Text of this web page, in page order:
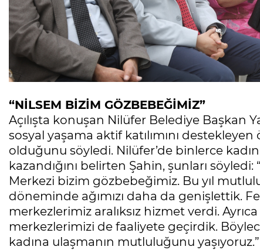
“NİLSEM BİZİM GÖZBEBEĞİMİZ”
Açılışta konuşan Nilüfer Belediye Başkan
sosyal yaşama aktif katılımını
olduğunu söyledi. Nilüfer’de binlerce
kazandığını belirten Şahin, şunları
Merkezi bizim gözbebeğimiz. Bu yıl
döneminde ağımızı daha da genişlettik.
merkezlerimiz aralıksız hizmet verdi.
merkezlerimizi de faaliyete geçirdik.
kadına ulaşmanın mutluluğunu yaşıyoruz.”